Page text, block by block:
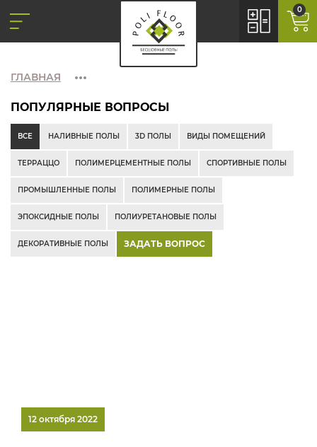
0
ГЛАВНАЯ
ПОПУЛЯРНЫЕ ВОПРОСЫ
ВСЕ НАЛИВНЫЕ ПОЛЫ 3D ПОЛЫ ВИДЫ ПОМЕЩЕНИЙ
ТЕРРАЦЦО ПОЛИМЕРЦЕМЕНТНЫЕ ПОЛЫ СПОРТИВНЫЕ ПОЛЫ
ПРОМЫШЛЕННЫЕ ПОЛЫ ПОЛИМЕРНЫЕ ПОЛЫ
ЭПОКСИДНЫЕ ПОЛЫ ПОЛИУРЕТАНОВЫЕ ПОЛЫ
ДЕКОРАТИВНЫЕ ПОЛЫ ЗАДАТЬ ВОПРОС
12 октября 2022